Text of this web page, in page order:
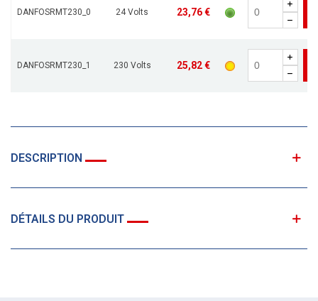
DANFOSRMT230_0 24 Volts 23,76 €
DANFOSRMT230_1 230 Volts 25,82 €
DESCRIPTION
DÉTAILS DU PRODUIT